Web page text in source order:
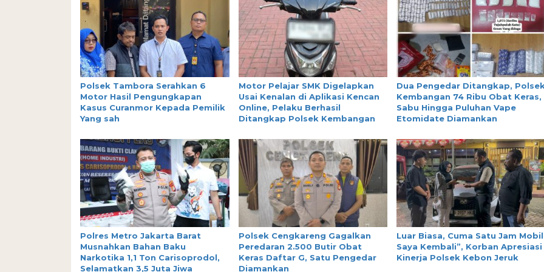
Polsek Tambora Serahkan 6
Motor Hasil Pengungkapan
Kasus Curanmor Kepada Pemilik
Yang sah
Motor Pelajar SMK Digelapkan
Usai Kenalan di Aplikasi Kencan
Online, Pelaku Berhasil
Ditangkap Polsek Kembangan
Dua Pengedar Ditangkap,
Kembangan 74 Ribu Obat Keras,
Sabu Hingga Puluhan Vape
Etomidate Diamankan
Polres Metro Jakarta Barat
Musnahkan Bahan Baku
Narkotika 1,1 Ton Carisoprodol,
Selamatkan 3,5 Juta Jiwa
Polsek Cengkareng Gagalkan
Peredaran 2.500 Butir Obat
Keras Daftar G, Satu Pengedar
Diamankan
Luar Biasa, Cuma Satu Jam Mobil
Saya Kembali”, Korban Apresiasi
Kinerja Polsek Kebon Jeruk